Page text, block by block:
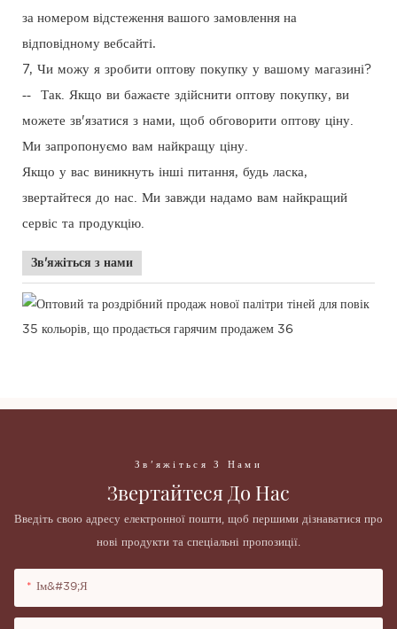
за номером відстеження вашого замовлення на
відповідному вебсайті.
7, Чи можу я зробити оптову покупку у вашому магазині?
-- Так. Якщо ви бажаєте здійснити оптову покупку, ви
можете зв'язатися з нами, щоб обговорити оптову ціну.
Ми запропонуємо вам найкращу ціну.
Якщо у вас виникнуть інші питання, будь ласка,
звертайтеся до нас. Ми завжди надамо вам найкращий
сервіс та продукцію.
Зв'яжіться з нами
Зв'яжіться З Нами
Звертайтеся До Нас
Введіть свою адресу електронної пошти, щоб першими дізнаватися про
нові продукти та спеціальні пропозиції.
Ім&#39;я